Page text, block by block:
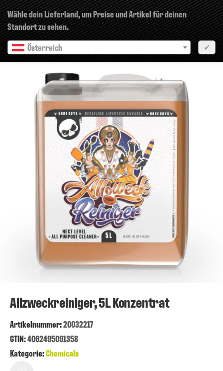
Wähle dein Lieferland, um Preise und Artikel für deinen
Standort zu sehen.
Österreich
✔
Vorherige Nächste
Allzweckreiniger, 5L Konzentrat
Artikelnummer:20032217
GTIN:4062495091358
Kategorie:Chemicals